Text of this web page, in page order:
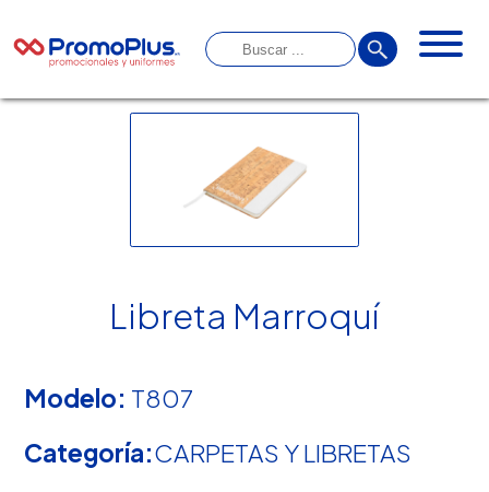
Libreta Marroquí
Modelo: T807
Categoría:CARPETAS Y LIBRETAS